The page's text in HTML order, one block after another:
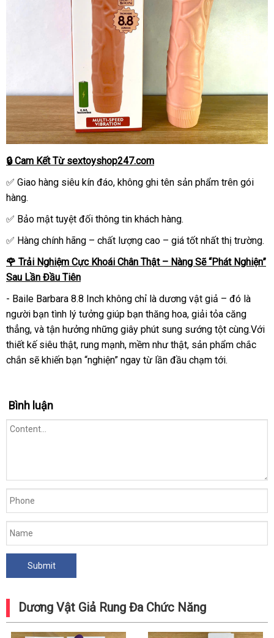
🔒 Cam Kết Từ sextoyshop247.com
✅ Giao hàng siêu kín đáo, không ghi tên sản phẩm trên gói
hàng.
✅ Bảo mật tuyệt đối thông tin khách hàng.
✅ Hàng chính hãng – chất lượng cao – giá tốt nhất thị trường.
🌹 Trải Nghiệm Cực Khoái Chân Thật – Nàng Sẽ “Phát Nghiện”
Sau Lần Đầu Tiên
- Baile Barbara 8.8 Inch không chỉ là dương vật giả – đó là
người bạn tình lý tưởng giúp bạn thăng hoa, giải tỏa căng
thẳng, và tận hưởng những giây phút sung sướng tột cùng.Với
thiết kế siêu thật, rung mạnh, mềm như thật, sản phẩm chắc
chắn sẽ khiến bạn “nghiện” ngay từ lần đầu chạm tới.
Bình luận
Dương Vật Giả Rung Đa Chức Năng